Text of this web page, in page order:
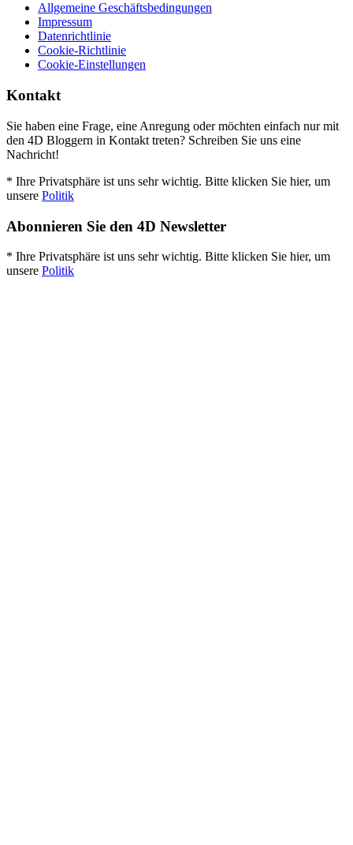
Allgemeine Geschäftsbedingungen
Impressum
Datenrichtlinie
Cookie-Richtlinie
Cookie-Einstellungen
Kontakt
Sie haben eine Frage, eine Anregung oder möchten einfach nur mit
den 4D Bloggern in Kontakt treten? Schreiben Sie uns eine
Nachricht!
* Ihre Privatsphäre ist uns sehr wichtig. Bitte klicken Sie hier, um
unsere Politik
Abonnieren Sie den 4D Newsletter
* Ihre Privatsphäre ist uns sehr wichtig. Bitte klicken Sie hier, um
unsere Politik